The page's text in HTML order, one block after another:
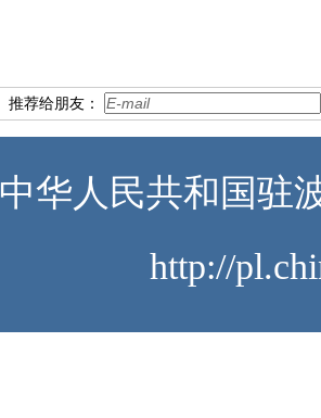
推荐给朋友：
中华人民共和国驻
http://